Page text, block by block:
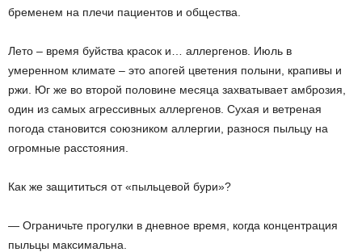
бременем на плечи пациентов и общества.
Лето – время буйства красок и… аллергенов. Июль в
умеренном климате – это апогей цветения полыни, крапивы и
ржи. Юг же во второй половине месяца захватывает амброзия,
один из самых агрессивных аллергенов. Сухая и ветреная
погода становится союзником аллергии, разнося пыльцу на
огромные расстояния.
Как же защититься от «пыльцевой бури»?
— Ограничьте прогулки в дневное время, когда концентрация
пыльцы максимальна.